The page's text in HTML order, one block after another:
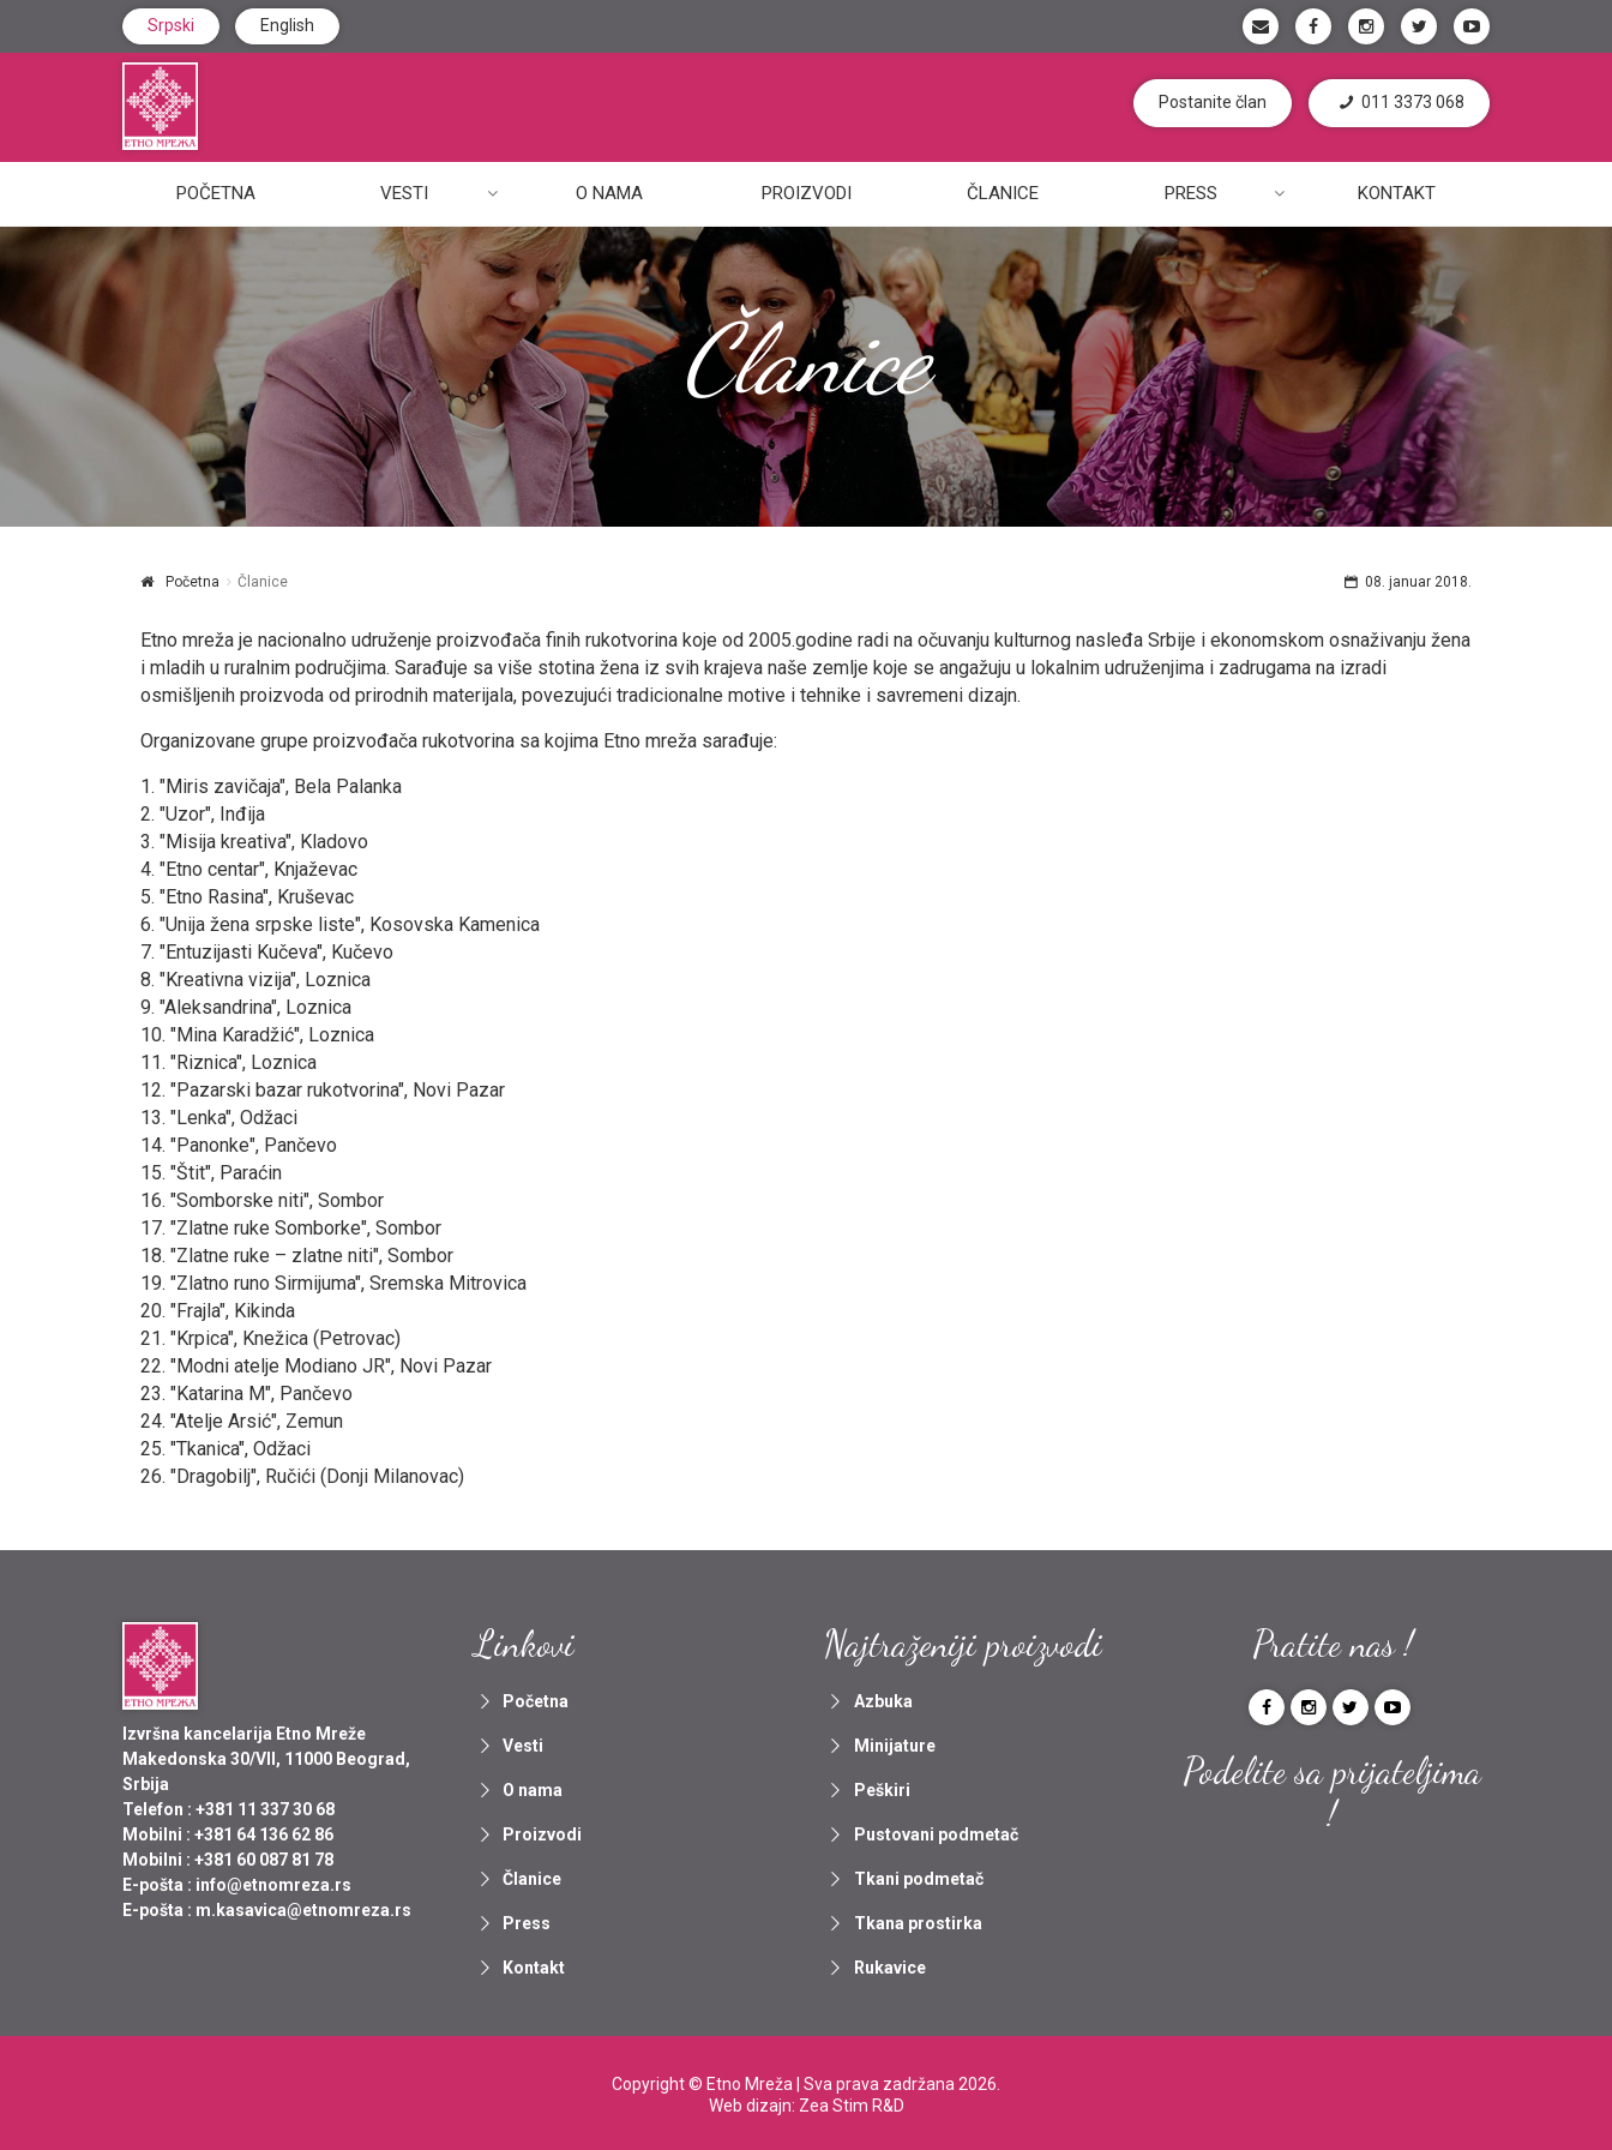
Srpski English
Postanite član 011 3373 068
POČETNA VESTI O NAMA PROIZVODI ČLANICE PRESS KONTAKT
Članice
Početna Članice 08. januar 2018.
Etno mreža je nacionalno udruženje proizvođača finih rukotvorina koje od 2005.godine radi na očuvanju kulturnog nasleđa Srbije i ekonomskom osnaživanju žena
i mladih u ruralnim područjima. Sarađuje sa više stotina žena iz svih krajeva naše zemlјe koje se angažuju u lokalnim udruženjima i zadrugama na izradi
osmišlјenih proizvoda od prirodnih materijala, povezujući tradicionalne motive i tehnike i savremeni dizajn.
Organizovane grupe proizvođača rukotvorina sa kojima Etno mreža sarađuje:
1. "Miris zavičaja", Bela Palanka
2. "Uzor", Inđija
3. "Misija kreativa", Kladovo
4. "Etno centar", Knjaževac
5. "Etno Rasina", Kruševac
6. "Unija žena srpske liste", Kosovska Kamenica
7. "Entuzijasti Kučeva", Kučevo
8. "Kreativna vizija", Loznica
9. "Aleksandrina", Loznica
10. "Mina Karadžić", Loznica
11. "Riznica", Loznica
12. "Pazarski bazar rukotvorina", Novi Pazar
13. "Lenka", Odžaci
14. "Panonke", Pančevo
15. "Štit", Paraćin
16. "Somborske niti", Sombor
17. "Zlatne ruke Somborke", Sombor
18. "Zlatne ruke – zlatne niti", Sombor
19. "Zlatno runo Sirmijuma", Sremska Mitrovica
20. "Frajla", Kikinda
21. "Krpica", Knežica (Petrovac)
22. "Modni atelje Modiano JR", Novi Pazar
23. "Katarina M", Pančevo
24. "Atelje Arsić", Zemun
25. "Tkanica", Odžaci
26. "Dragobilj", Ručići (Donji Milanovac)
Izvršna kancelarija Etno Mreže
Makedonska 30/VII, 11000 Beograd,
Srbija
Telefon : +381 11 337 30 68
Mobilni : +381 64 136 62 86
Mobilni : +381 60 087 81 78
E-pošta : info@etnomreza.rs
E-pošta : m.kasavica@etnomreza.rs
Linkovi
Početna
Vesti
O nama
Proizvodi
Članice
Press
Kontakt
Najtraženiji proizvodi
Azbuka
Minijature
Peškiri
Pustovani podmetač
Tkani podmetač
Tkana prostirka
Rukavice
Pratite nas !
Podelite sa prijateljima
!
Copyright © Etno Mreža | Sva prava zadržana 2026.
Web dizajn: Zea Stim R&D